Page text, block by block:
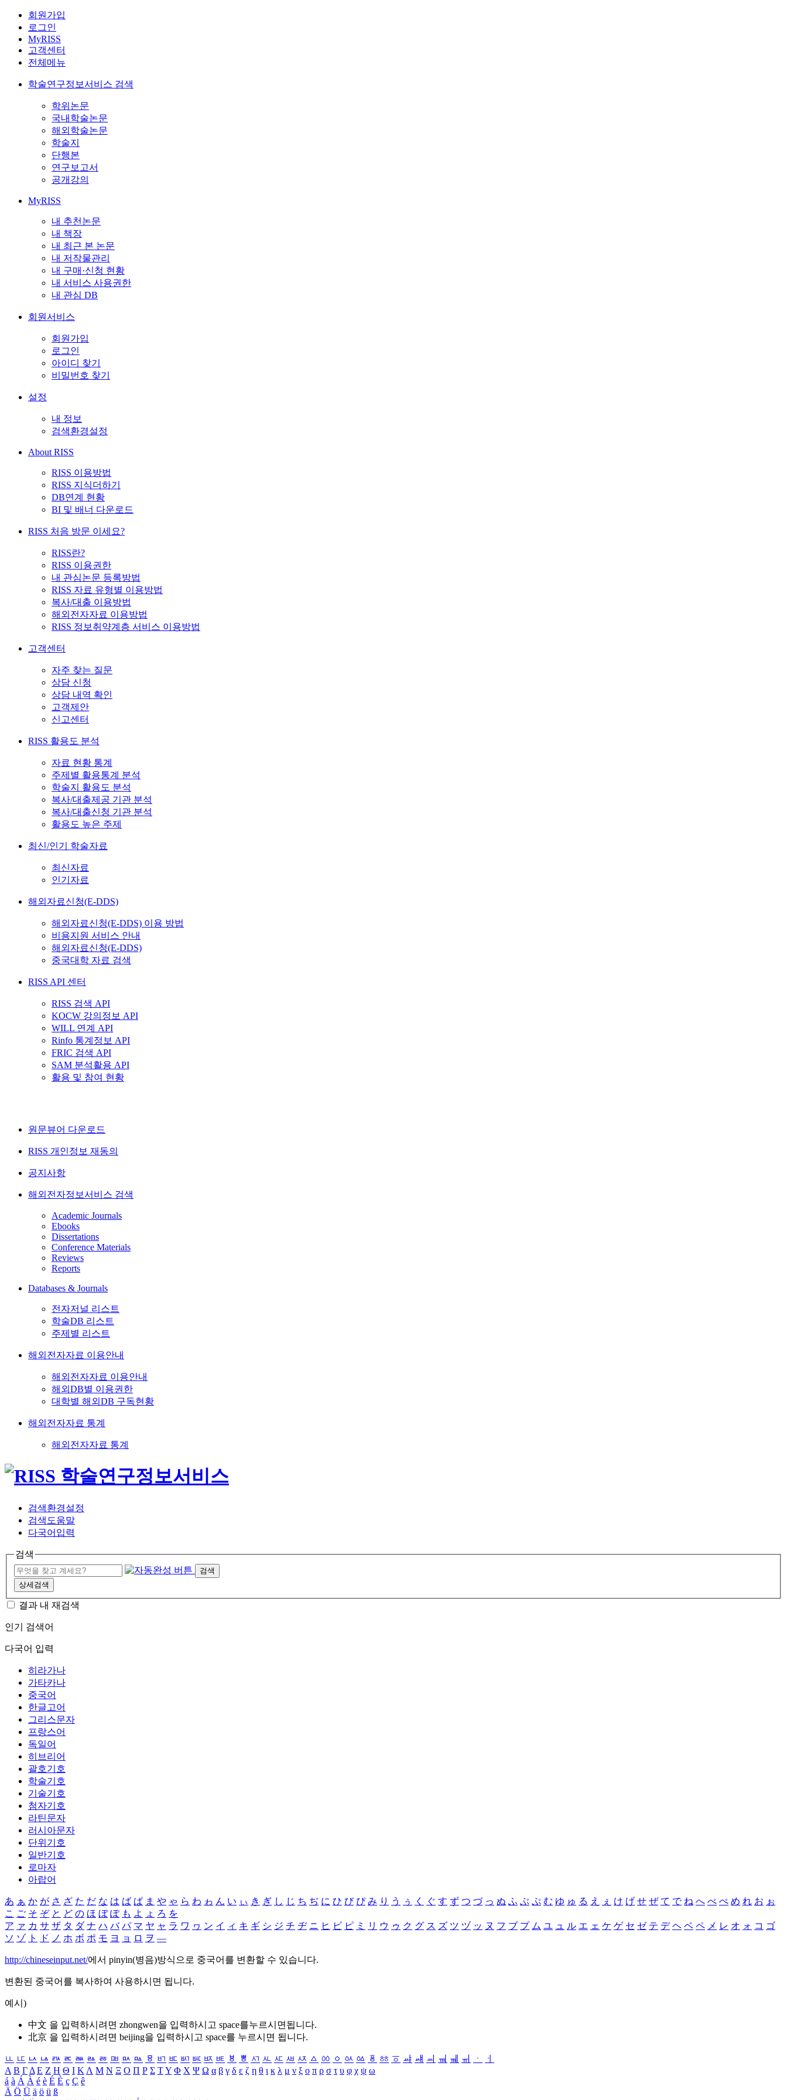
회원가입
로그인
MyRISS
고객센터
전체메뉴
학술연구정보서비스 검색
학위논문
국내학술논문
해외학술논문
학술지
단행본
연구보고서
공개강의
MyRISS
내 추천논문
내 책장
내 최근 본 논문
내 저작물관리
내 구매·신청 현황
내 서비스 사용권한
내 관심 DB
회원서비스
회원가입
로그인
아이디 찾기
비밀번호 찾기
설정
내 정보
검색환경설정
About RISS
RISS 이용방법
RISS 지식더하기
DB연계 현황
BI 및 배너 다운로드
RISS 처음 방문 이세요?
RISS란?
RISS 이용권한
내 관심논문 등록방법
RISS 자료 유형별 이용방법
복사/대출 이용방법
해외전자자료 이용방법
RISS 정보취약계층 서비스 이용방법
고객센터
자주 찾는 질문
상담 신청
상담 내역 확인
고객제안
신고센터
RISS 활용도 분석
자료 현황 통계
주제별 활용통계 분석
학술지 활용도 분석
복사/대출제공 기관 분석
복사/대출신청 기관 분석
활용도 높은 주제
최신/인기 학술자료
최신자료
인기자료
해외자료신청(E-DDS)
해외자료신청(E-DDS) 이용 방법
비용지원 서비스 안내
해외자료신청(E-DDS)
중국대학 자료 검색
RISS API 센터
RISS 검색 API
KOCW 강의정보 API
WILL 연계 API
Rinfo 통계정보 API
FRIC 검색 API
SAM 분석활용 API
활용 및 참여 현황
원문뷰어 다운로드
RISS 개인정보 재동의
공지사항
해외전자정보서비스 검색
Academic Journals
Ebooks
Dissertations
Conference Materials
Reviews
Reports
Databases & Journals
전자저널 리스트
학술DB 리스트
주제별 리스트
해외전자자료 이용안내
해외전자자료 이용안내
해외DB별 이용권한
대학별 해외DB 구독현황
해외전자자료 통계
해외전자자료 통계
검색환경설정
검색도움말
다국어입력
검색
검색
상세검색
결과 내 재검색
인기 검색어
다국어 입력
히라가나
가타카나
중국어
한글고어
그리스문자
프랑스어
독일어
히브리어
괄호기호
학술기호
기술기호
첨자기호
라틴문자
러시아문자
단위기호
일반기호
로마자
아랍어
あ ぁ か が さ ざ た だ な は ば ぱ ま や ゃ ら わ ゎ ん い ぃ き ぎ し じ ち ぢ に ひ び ぴ み り う ぅ く ぐ す ず つ づ っ ぬ ふ ぶ ぷ む ゆ ゅ る え ぇ け げ せ ぜ て で ね へ べ ぺ め れ お ぉ
こ ご そ ぞ と ど の ほ ぼ ぽ も よ ょ ろ を
ア ァ カ サ ザ タ ダ ナ ハ バ パ マ ヤ ャ ラ ワ ヮ ン イ ィ キ ギ シ ジ チ ヂ ニ ヒ ビ ピ ミ リ ウ ゥ ク グ ス ズ ツ ヅ ッ ヌ フ ブ プ ム ユ ュ ル エ ェ ケ ゲ セ ゼ テ デ ヘ ベ ペ メ レ オ ォ コ ゴ
ソ ゾ ト ド ノ ホ ボ ポ モ ヨ ョ ロ ヲ ―
http://chineseinput.net/에서 pinyin(병음)방식으로 중국어를 변환할 수 있습니다.
변환된 중국어를 복사하여 사용하시면 됩니다.
예시)
中文 을 입력하시려면 zhongwen을 입력하시고 space를누르시면됩니다.
北京 을 입력하시려면 beijing을 입력하시고 space를 누르시면 됩니다.
ㅥ ㅦ ㅧ ㅨ ㅩ ㅪ ㅫ ㅬ ㅭ ㅮ ㅯ ㅰ ㅱ ㅲ ㅳ ㅴ ㅵ ㅶ ㅷ ㅸ ㅹ ㅺ ㅻ ㅼ ㅽ ㅾ ㅿ ㆀ ㆁ ㆂ ㆃ ㆄ ㆅ ㆆ ㆇ ㆈ ㆉ ㆊ ㆋ ㆌ ㆍ
ㆎ
Α Β ΓΔ Ε Ζ Η Θ Ι ΚΛ Μ Ν Ξ Ο Π Ρ Σ ΤΥ Φ Χ Ψ Ω α β γ δ ε ζ η θ ι κ λ μ ν ξ ο π ρ σ τ υ φ χ ψ ω
á à Á À é è É È ç Ç ê
Ä Ö Ü ä ö ü ß